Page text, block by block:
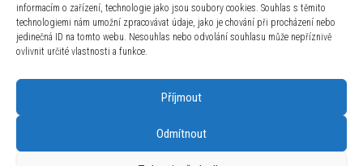
informacím o zařízení, technologie jako jsou soubory cookies. Souhlas s těmito
technologiemi nám umožní zpracovávat údaje, jako je chování při procházení nebo
jedinečná ID na tomto webu. Nesouhlas nebo odvolání souhlasu může nepříznivě
ovlivnit určité vlastnosti a funkce.
Příjmout
Odmítnout
Hot Diamonds Přívěsek Hot Diamonds Emozioni